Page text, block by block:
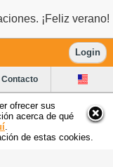
¡Feliz verano!
Login
Contacto
ofrecer sus
acerca de qué
de estas cookies.